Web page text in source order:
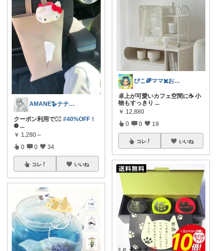
AMANE🪿ナチュラル
クーポン利用で👇🏻 #40%OFF！
❁︎ ...
￥ 1,280～
0 0 34
コレ いいね
ぴこ🌈ママ✖️お洒落✖️お得
卓上が可愛いカフェ空間に☕ 小
物もすっきり ...
￥ 12,880
0 0 19
コレ いいね